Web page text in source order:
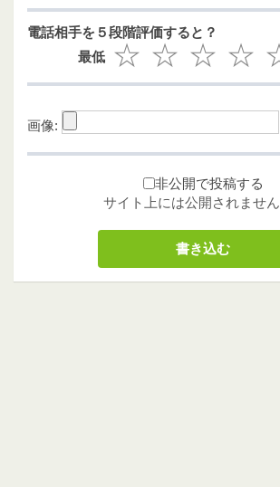
電話相手を５段階評価すると？
最低
画像:
非公開で投稿する
サイト上には公開されません